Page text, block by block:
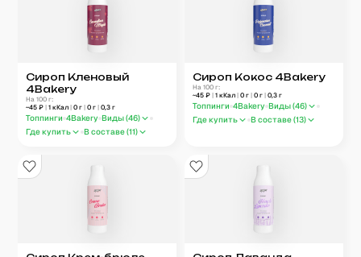
Сироп Кленовый
4Bakery
На 100 г:
~45 ₽| 1 кКал| 0 г| 0 г| 0,3 г
Топпинги 4Bakery Виды (46)
Где купить
В составе (11)
Сироп Кокос 4Bakery
На 100 г:
~45 ₽ | 1 кКал | 0 г | 0 г | 0,3 г
Топпинги 4Bakery Виды (46)
Где купить
В составе (13)